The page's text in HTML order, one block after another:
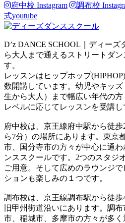
府中校 Instagram 調布校
式youtube
D’z DANCE SCHOOL｜ディー
ら大人まで通えるストリートダ
す。
レッスンはヒップホップ
数開講しています。幼児やキッ
生から大人）まで幅広い年代の
レベルに応じてレッスンを受講し
府中校は、京王線府中駅から徒
ら7分）の場所にあります。東京
市、国分寺市の方々が中心に通
ンススクールです。2つのスタジ
ご用意。そして広めのラウンジ
ションも楽しみの１つです。
調布校は、京王線調布駅から徒
旧甲州街道沿いにあります。調
市、稲城市、多摩市の方々が多